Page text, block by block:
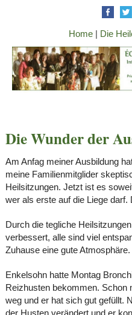
Home| Die
Die Wunder der
Am Anfag meiner Ausbildung
meine Familienmitglider
Heilsitzungen. Jetzt ist es
wer als erste auf die Liege
Durch die tegliche
verbessert, alle sind viel
Zuhause eine gute Atmosphäre.
Enkelsohn hatte Montag
Reizhusten bekommen. Schon
weg und er hat sich gut gefüllt.
der Husten verändert und er